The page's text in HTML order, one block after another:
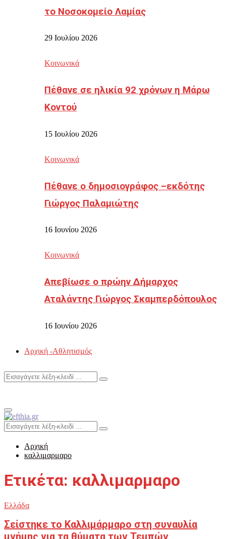
το Νοσοκομείο Λαμίας
29 Ιουλίου 2026
Κοινωνικά
Πέθανε σε ηλικία 92 χρόνων η Μάρω
Κοντού
15 Ιουλίου 2026
Κοινωνικά
Πέθανε ο δημοσιογράφος –εκδότης
Γιώργος Παλαμιώτης
16 Ιουνίου 2026
Κοινωνικά
Απεβίωσε ο πρώην Δήμαρχος
Αταλάντης Γιώργος Σκαμπερδόπουλος
16 Ιουνίου 2026
Αρχική -Αθλητισμός
Search
Search
Primary
Menu
Search
for:
Search
Αρχική
καλλιμαρμαρο
Ετικέτα: καλλιμαρμαρο
Ελλάδα
Σείστηκε το Καλλιμάρμαρο στη συναυλία